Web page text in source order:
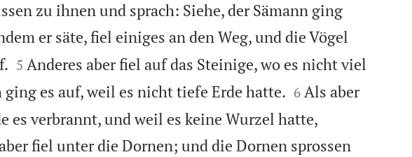
zu ihnen und sprach: Siehe, der Sämann ging
er säte, fiel einiges an den Weg, und die Vögel

5 Anderes aber fiel auf das Steinige, wo es nicht viel
es auf, weil es nicht tiefe Erde hatte.
6 Als aber
es verbrannt, und weil es keine Wurzel hatte,
fiel unter die Dornen; und die Dornen sprossen